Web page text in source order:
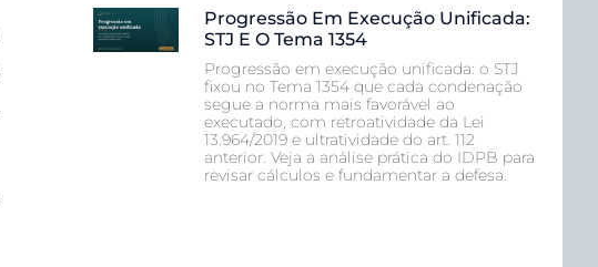
Progressão Em Execução Unificada:
STJ E O Tema 1354
Progressão em execução unificada: o STJ
fixou no Tema 1354 que cada condenação
segue a norma mais favorável ao
executado, com retroatividade da Lei
13.964/2019 e ultratividade do art. 112
anterior. Veja a análise prática do IDPB para
revisar cálculos e fundamentar a defesa.